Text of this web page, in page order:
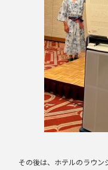
その後は、ホテルのラウン